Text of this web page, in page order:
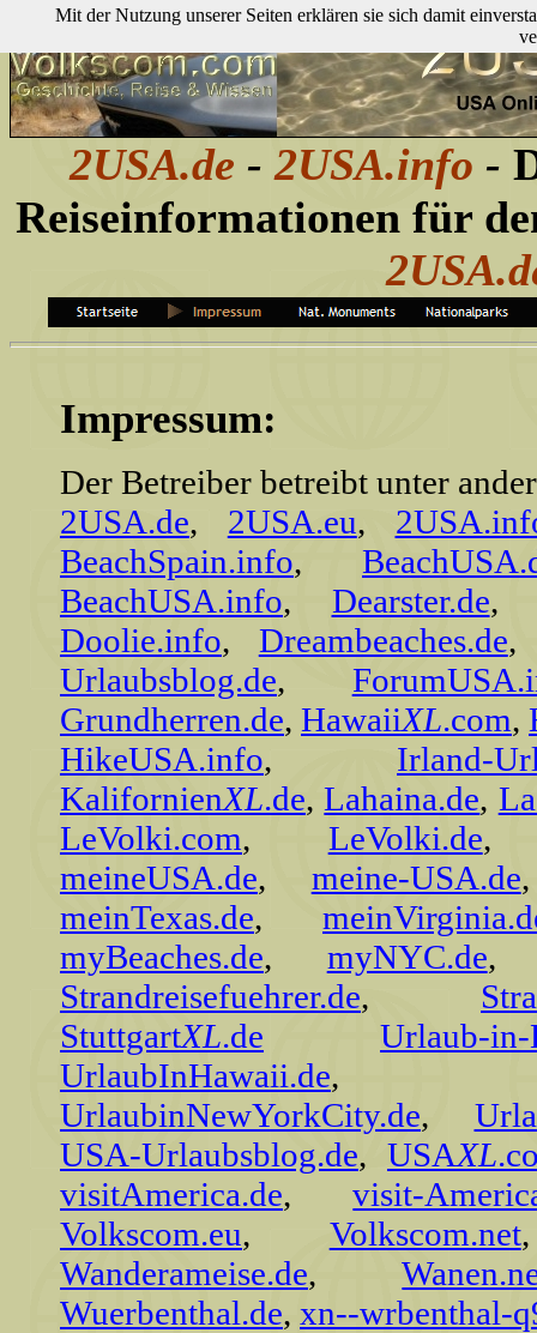
2USA.de - 2USA.info -
Reiseinformationen für
Impressum:
Der Betreiber betreibt unter
2USA.de, 2USA.eu,
BeachSpain.info,
BeachUSA.info, Dearster.de,
Doolie.info, Dreambeaches.de
Urlaubsblog.de,
Grundherren.de, HawaiiXL.com,
HikeUSA.info, Irland-
KalifornienXL.de,Lahaina.de,
LeVolki.com, LeVolki.de
meineUSA.de, meine-USA.de
meinTexas.de,
myBeaches.de, myNYC.de
Strandreisefuehrer.de,
StuttgartXL.de
Urlaub-
UrlaubInHawaii.de
UrlaubinNewYorkCity.de,
USA-Urlaubsblog.de, USAXL
visitAmerica.de,visit-
Volkscom.eu, Volkscom.net
Wanderameise.de,
Wuerbenthal.de, xn--wrbenthal-
Mit der Nutzung unserer Seiten erklären sie sich damit